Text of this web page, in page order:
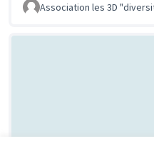
Association les 3D